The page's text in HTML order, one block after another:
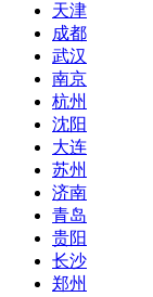
天津
成都
武汉
南京
杭州
沈阳
大连
苏州
济南
青岛
贵阳
长沙
郑州